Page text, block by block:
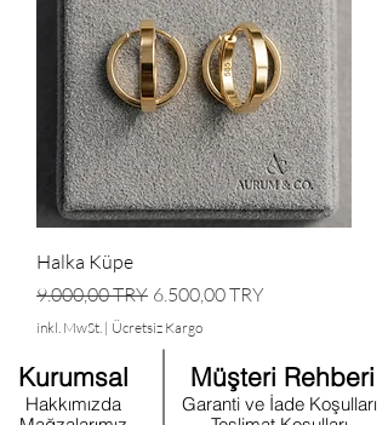
Halka Küpe
Standardpreis
9.000,00 TRY Sale-Preis
6.500,00 TRY
inkl. MwSt. | Ücretsiz Kargo
Kurumsal Müşteri Rehberi
Hakkımızda
Garanti ve İade Koşulları